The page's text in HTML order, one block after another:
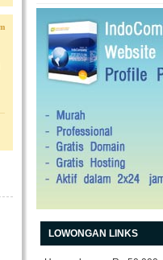
LOWONGAN LINKS